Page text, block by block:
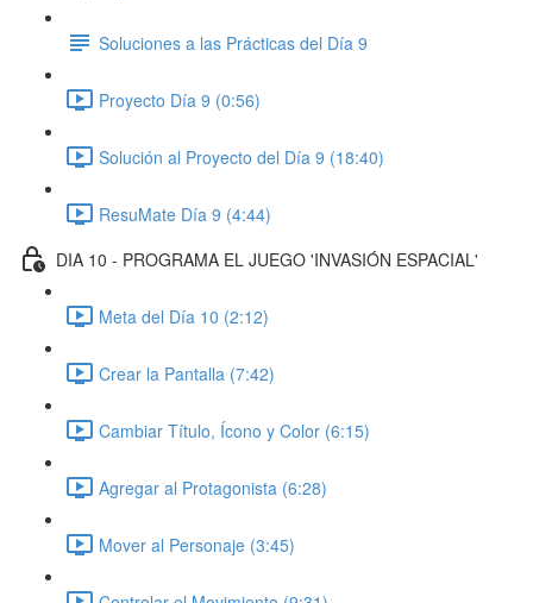
Soluciones a las Prácticas del Día 9
Proyecto Día 9 (0:56)
Solución al Proyecto del Día 9 (18:40)
ResuMate Día 9 (4:44)
DIA 10 - PROGRAMA EL JUEGO 'INVASIÓN ESPACIAL'
Meta del Día 10 (2:12)
Crear la Pantalla (7:42)
Cambiar Título, Ícono y Color (6:15)
Agregar al Protagonista (6:28)
Mover al Personaje (3:45)